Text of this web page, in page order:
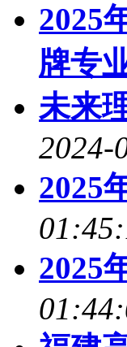
2025
牌专
未来
2024-
2025
2025